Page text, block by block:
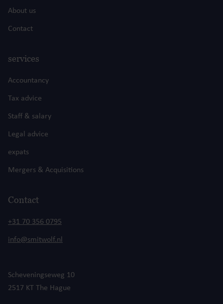
About us
Contact
services
Accountancy
Tax advice
Staff & salary
Legal advice
expats
Mergers & Acquisitions
Contact
+31 70 356 0795
info@smitwolf.nl
Scheveningseweg 10
2517 KT The Hague